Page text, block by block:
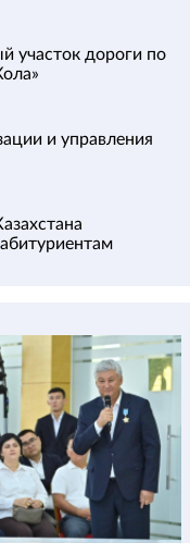
участок дороги по
и управления